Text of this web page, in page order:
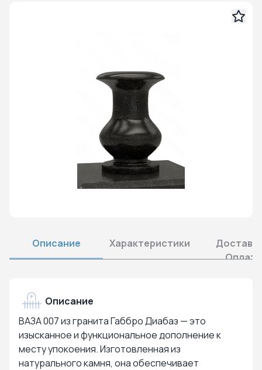
Описание Характеристики
Оплата
Описание
ВАЗА 007 из гранита Габбро Диабаз — это
изысканное и функциональное дополнение к
месту упокоения. Изготовленная из
натурального камня, она обеспечивает